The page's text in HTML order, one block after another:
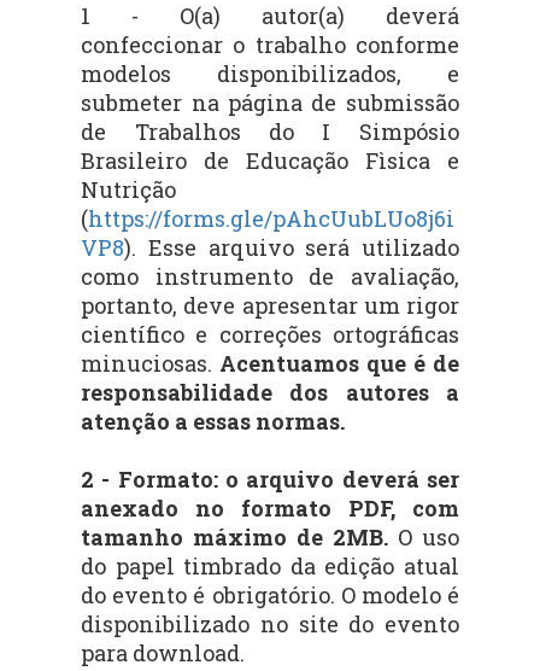
1 - O(a) autor(a) deverá
confeccionar o trabalho conforme
modelos disponibilizados, e
submeter na página de submissão
de Trabalhos do I Simpósio
Brasileiro de Educação Fìsica e
Nutrição
(https://forms.gle/pAhcUubLUo8j6i
VP8). Esse arquivo será utilizado
como instrumento de avaliação,
portanto, deve apresentar um rigor
científico e correções ortográficas
minuciosas. Acentuamos que é de
responsabilidade dos autores a
atenção a essas normas.
2 - Formato: o arquivo deverá ser
anexado no formato PDF, com
tamanho máximo de 2MB.O uso
do papel timbrado da edição atual
do evento é obrigatório. O modelo é
disponibilizado no site do evento
para download.